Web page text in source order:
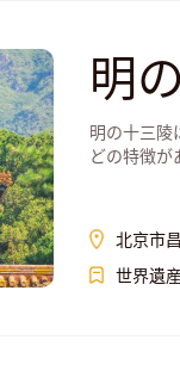
明
明の十三
どの特徴が
北京市
世界遺産